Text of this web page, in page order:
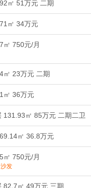
㎡ 51万元 二期
㎡ 34万元
㎡ 750元/月
㎡ 23万元 二期
㎡ 36万元
131.93㎡ 85万元 二期二卫
㎡ 36.8万元
㎡ 750元/月
发
82.7㎡ 49万元 三期